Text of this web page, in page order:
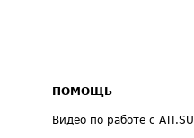
ПОМОЩЬ
Видео по работе с ATI.SU